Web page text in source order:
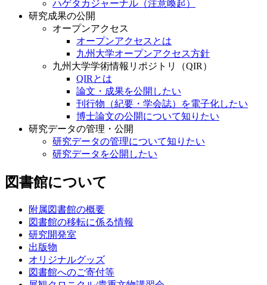
ハゲタカジャーナル（注意喚起）
研究成果の公開
オープンアクセス
オープンアクセスとは
九州大学オープンアクセス方針
九州大学学術情報リポジトリ（QIR）
QIRとは
論文・成果を公開したい
刊行物（紀要・学会誌）を電子化したい
博士論文の公開について知りたい
研究データの管理・公開
研究データの管理について知りたい
研究データを公開したい
図書館について
附属図書館の概要
図書館の移転に係る情報
研究開発室
出版物
オリジナルグッズ
図書館へのご寄付等